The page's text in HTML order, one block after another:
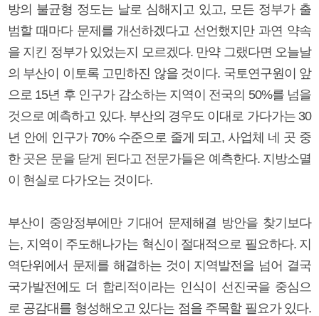
방의 불균형 정도는 날로 심해지고 있고, 모든 정부가 출
범할 때마다 문제를 개선하겠다고 선언했지만 과연 약속
을 지킨 정부가 있었는지 모르겠다. 만약 그랬다면 오늘날
의 부산이 이토록 고민하진 않을 것이다. 국토연구원이 앞
으로 15년 후 인구가 감소하는 지역이 전국의 50%를 넘을
것으로 예측하고 있다. 부산의 경우도 이대로 가다가는 30
년 안에 인구가 70% 수준으로 줄게 되고, 사업체 네 곳 중
한 곳은 문을 닫게 된다고 전문가들은 예측한다. 지방소멸
이 현실로 다가오는 것이다.
부산이 중앙정부에만 기대어 문제해결 방안을 찾기보다
는, 지역이 주도해나가는 혁신이 절대적으로 필요하다. 지
역단위에서 문제를 해결하는 것이 지역발전을 넘어 결국
국가발전에도 더 합리적이라는 인식이 선진국을 중심으
로 공감대를 형성해오고 있다는 점을 주목할 필요가 있다.